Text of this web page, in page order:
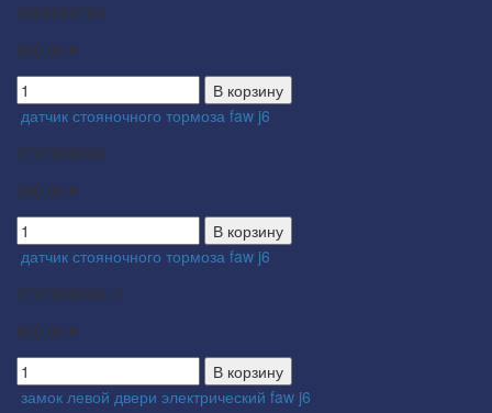
380202076A
500.00 ₽
В корзину
датчик стояночного тормоза faw j6
375705050A
300.00 ₽
В корзину
датчик стояночного тормоза faw j6
375705050A-U
650.00 ₽
В корзину
замок левой двери электрический faw j6